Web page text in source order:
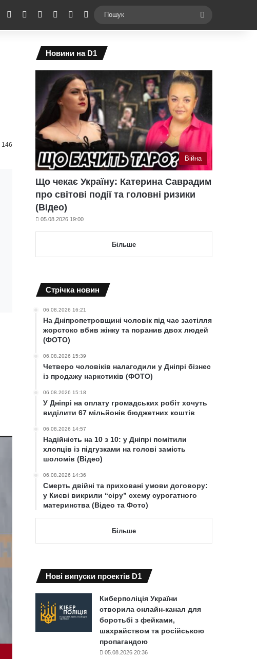
RSS Facebook YouTubeInstagramTelegramSwitch skin
146
Новини на D1
Війна
Що чекає Україну: Катерина Саврадим
про світові події та головні ризики
(Відео)
05.08.2026 19:00
Більше
Cтрічка новин
06.08.2026 16:21
На Дніпропетровщині чоловік під час застілля
жорстоко вбив жінку та поранив двох людей
(ФОТО)
06.08.2026 15:39
Четверо чоловіків налагодили у Дніпрі бізнес
із продажу наркотиків (ФОТО)
06.08.2026 15:18
У Дніпрі на оплату громадських робіт хочуть
виділити 67 мільйонів бюджетних коштів
06.08.2026 14:57
Надійність на 10 з 10: у Дніпрі помітили
хлопців із підгузками на голові замість
шоломів (Відео)
06.08.2026 14:36
Смерть двійні та приховані умови договору:
у Києві викрили “сіру” схему сурогатного
материнства (Відео та Фото)
Більше
Нові випуски проектів D1
Киберполіція України
створила онлайн-канал для
боротьбі з фейками,
шахрайством та російською
пропагандою
05.08.2026 20:36